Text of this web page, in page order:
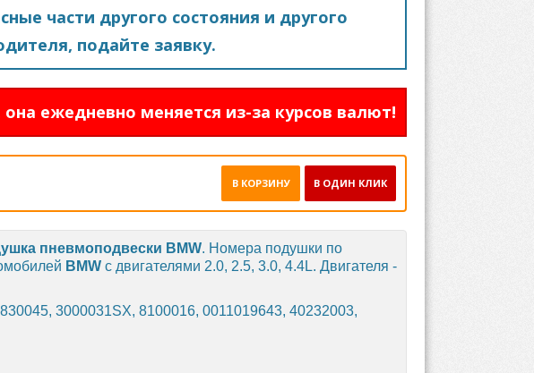
части другого состояния и другого
подайте заявку.
ежедневно меняется из-за курсов валют!
В ОДИН КЛИК
В КОРЗИНУ
пневмоподвески BMW. Номера подушки по
BMW с двигателями 2.0, 2.5, 3.0, 4.4L. Двигателя -
3000031SX, 8100016, 0011019643, 40232003,